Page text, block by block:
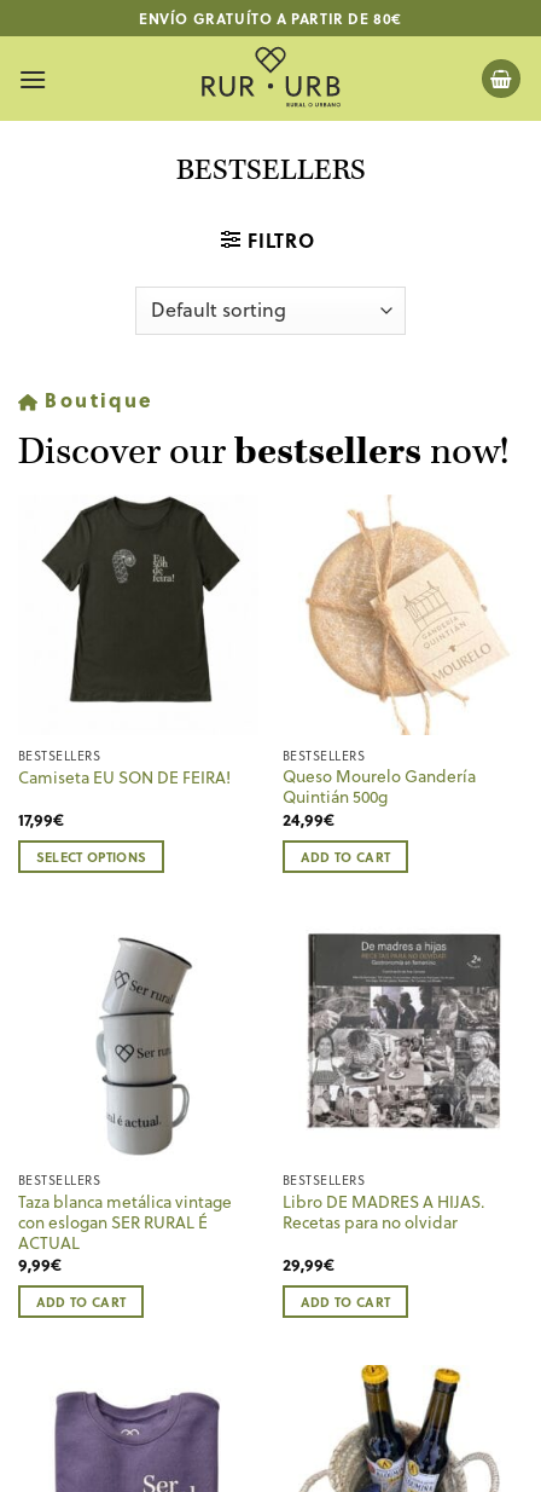
to
content
ENVÍO GRATUÍTO A PARTIR DE 80€
BESTSELLERS
FILTRO
Boutique
Discover ourbestsellers now!
BESTSELLERS
Camiseta EU SON DE FEIRA!
17,99€
SELECT OPTIONS
product
page
BESTSELLERS
Queso Mourelo Gandería
Quintián 500g
24,99€
ADD TO CART
BESTSELLERS
Taza blanca metálica vintage
con eslogan SER RURAL É
ACTUAL
9,99€
ADD TO CART
BESTSELLERS
Libro DE MADRES A HIJAS.
Recetas para no olvidar
29,99€
ADD TO CART